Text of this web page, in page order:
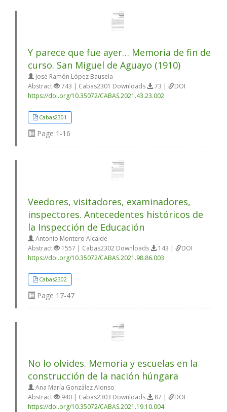
Y parece que fue ayer… Memoria de fin de
curso. San Miguel de Aguayo (1910)
José Ramón López Bausela
Abstract
743 | Cabas2301 Downloads 73 |
DOI
https://doi.org/10.35072/CABAS.2021.43.23.002
Cabas2301
Page 1-16
Veedores, visitadores, examinadores,
inspectores. Antecedentes históricos de
la Inspección de Educación
Antonio Montero Alcaide
Abstract
1557 | Cabas2302 Downloads 143 |
DOI
https://doi.org/10.35072/CABAS.2021.98.86.003
Cabas2302
Page 17-47
No lo olvides. Memoria y escuelas en la
construcción de la nación húngara
Ana María González Alonso
Abstract
940 | Cabas2303 Downloads 87 |
DOI
https://doi.org/10.35072/CABAS.2021.19.10.004